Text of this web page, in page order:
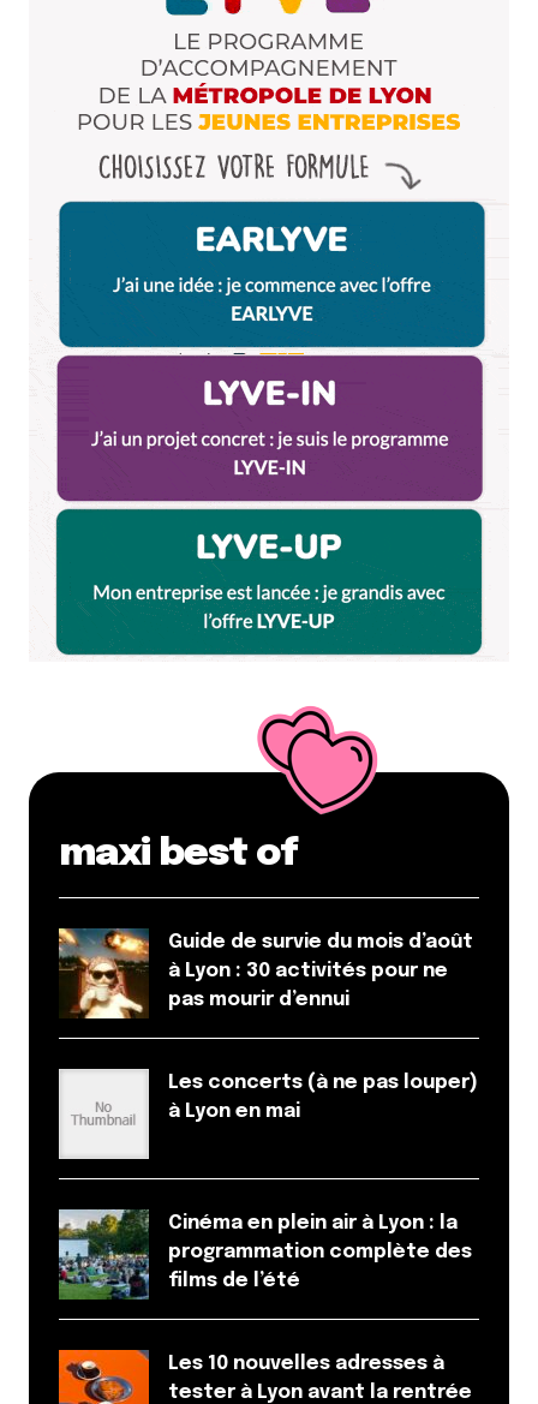
maxi best of
Guide de survie du mois d’août
à Lyon : 30 activités pour ne
pas mourir d’ennui
Les concerts (à ne pas louper)
à Lyon en mai
Cinéma en plein air à Lyon : la
programmation complète des
films de l’été
Les 10 nouvelles adresses à
tester à Lyon avant la rentrée